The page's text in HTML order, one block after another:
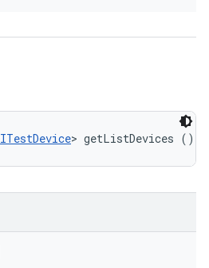
ITestDevice> getListDevices ()